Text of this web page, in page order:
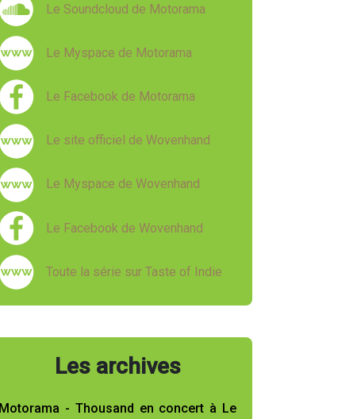
Le Soundcloud de Motorama
Le Myspace de Motorama
Le Facebook de Motorama
Le site officiel de Wovenhand
Le Myspace de Wovenhand
Le Facebook de Wovenhand
Toute la série sur Taste of Indie
Les archives
Motorama - Thousand en concert à Le